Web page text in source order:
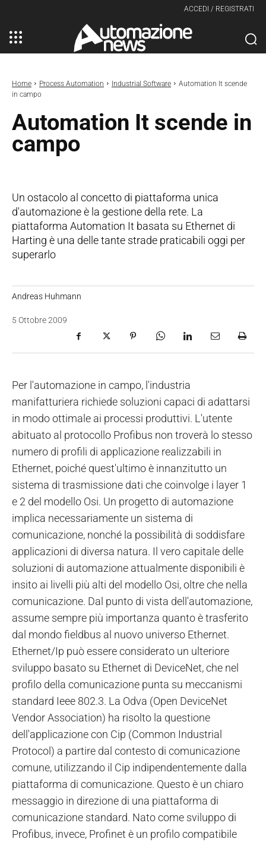
ACCEDI / REGISTRATI
Home Process Automation Industrial Software
Automation It scende
in campo
Automation It scende in
campo
Un ostacolo al concetto di piattaforma unica
d'automazione è la gestione della rete. La
piattaforma Automation It basata su Ethernet di
Harting è una delle tante strade praticabili oggi per
superarlo
Andreas Huhmann
5 Ottobre 2009
Per l'automazione in campo, l'industria
manifatturiera richiede soluzioni capaci di adattarsi
in modo ottimale ai processi produttivi. L'utente
abituato al protocollo Profibus non troverà lo stesso
numero di profili di applicazione realizzabili in
Ethernet, poiché quest'ultimo è innanzitutto un
sistema di trasmissione dati che coinvolge i layer 1
e 2 del modello Osi. Un progetto di automazione
implica necessariamente un sistema di
comunicazione, nonché la possibilità di soddisfare
applicazioni di diversa natura. Il vero capitale delle
soluzioni di automazione attualmente disponibili è
insito ai livelli più alti del modello Osi, oltre che nella
comunicazione. Dal punto di vista dell'automazione,
assume sempre più importanza quanto è trasferito
dal mondo fieldbus al nuovo universo Ethernet.
Ethernet/Ip può essere considerato un ulteriore
sviluppo basato su Ethernet di DeviceNet, che nel
profilo della comunicazione punta su meccanismi
standard Ieee 802.3. La Odva (Open DeviceNet
Vendor Association) ha risolto la questione
dell'applicazione con Cip (Common Industrial
Protocol) a partire dal contesto di comunicazione
comune, utilizzando il Cip indipendentemente dalla
piattaforma di comunicazione. Questo è un chiaro
messaggio in direzione di una piattaforma di
comunicazione standard. Nato come sviluppo di
Profibus, invece, Profinet è un profilo compatibile